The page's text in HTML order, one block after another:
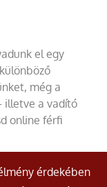
el egy
még a
illetve a vadító
online férfi
érdekében